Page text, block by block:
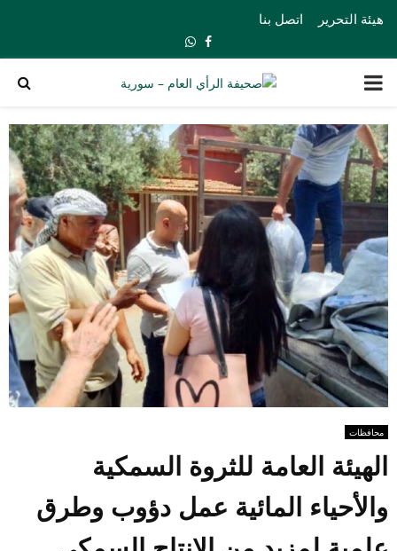
هيئة التحرير اتصل بنا
Facebook
Whatsapp
PRIMARY
MENU
محافظات
الهيئة العامة للثروة السمكية
والأحياء المائية عمل دؤوب وطرق